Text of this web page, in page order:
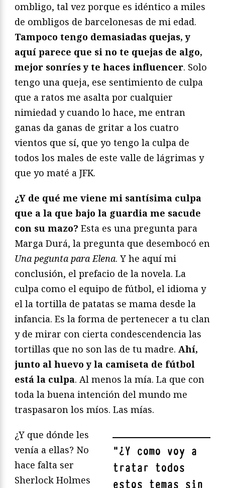
ombligo, tal vez porque es idéntico a miles
de ombligos de barcelonesas de mi edad.
Tampoco tengo demasiadas quejas, y
aquí parece que si no te quejas de algo,
mejor sonríes y te haces influencer. Solo
tengo una queja, ese sentimiento de culpa
que a ratos me asalta por cualquier
nimiedad y cuando lo hace, me entran
ganas da ganas de gritar a los cuatro
vientos que sí, que yo tengo la culpa de
todos los males de este valle de lágrimas y
que yo maté a JFK.
¿Y de qué me viene mi santísima culpa
que a la que bajo la guardia me sacude
con su mazo? Esta es una pregunta para
Marga Durá, la pregunta que desembocó en
Una pegunta para Elena. Y he aquí mi
conclusión, el prefacio de la novela. La
culpa como el equipo de fútbol, el idioma y
el la tortilla de patatas se mama desde la
infancia. Es la forma de pertenecer a tu clan
y de mirar con cierta condescendencia las
tortillas que no son las de tu madre. Ahí,
junto al huevo y la camiseta de fútbol
está la culpa. Al menos la mía. La que con
toda la buena intención del mundo me
traspasaron los míos. Las mías.
"¿Y como voy a
tratar todos
estos temas sin
¿Y que dónde les
venía a ellas? No
hace falta ser
Sherlock Holmes